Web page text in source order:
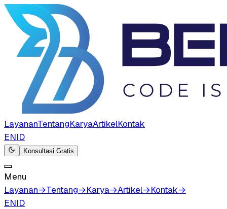
LayananTentangKaryaArtikelKontak
ENID
Konsultasi Gratis
Menu
Layanan→Tentang→Karya→Artikel→Kontak→
ENID